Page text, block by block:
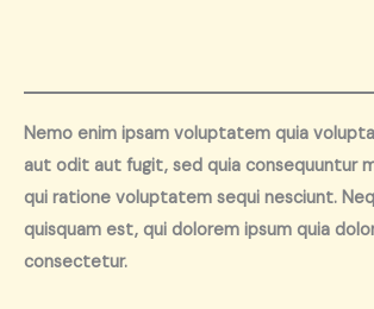
Nemo enim ipsam voluptatem quia
aut odit aut fugit, sed quia consequuntur
qui ratione voluptatem sequi nesciunt.
quisquam est, qui dolorem ipsum quia
consectetur.